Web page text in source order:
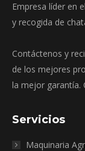
Empresa líder en
y recogida de
Contáctenos y
de los mejores
la mejor garantía.
Servicios
Maquinaria